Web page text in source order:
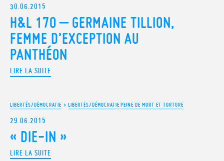
30.06.2015
H&L 170 – GERMAINE TILLION,
FEMME D’EXCEPTION AU
PANTHÉON
LIRE LA SUITE
LIBERTÉS/DÉMOCRATIE > LIBERTÉS/DÉMOCRATIE PEINE DE MORT ET TORTURE
29.06.2015
« DIE-IN »
LIRE LA SUITE